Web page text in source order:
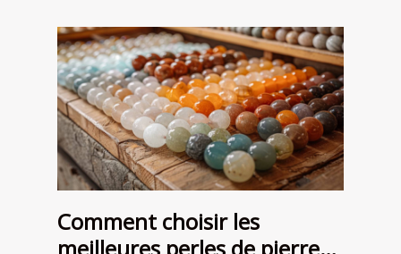
Comment choisir les
meilleures perles de pierre